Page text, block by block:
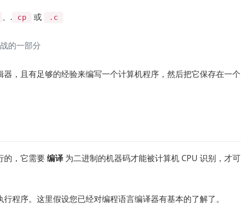
、. cp 或 .c
的一部分
，且有足够的经验来编写一个计算机程序，然后把它保存在一个
的，它需要编译 为二进制的机器码才能被计算机 CPU 识别，才可
程序。这里假设您已经对编程语言编译器有基本的了解了。